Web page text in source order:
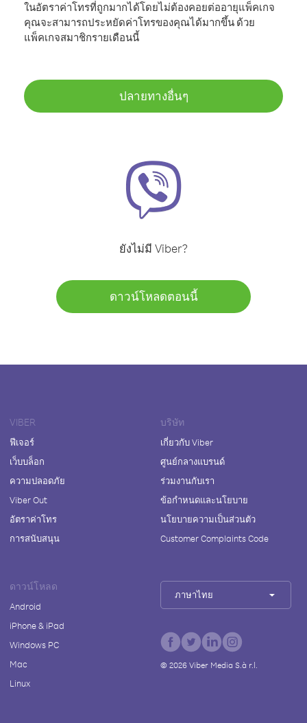
ในอัตราค่าโทรที่ถูกมากได้โดยไม่ต้องคอยต่ออายุแพ็คเกจ
คุณจะสามารถประหยัดค่าโทรของคุณได้มากขึ้น ด้วย
แพ็คเกจสมาชิกรายเดือนนี้
ปลายทางอื่นๆ
ยังไม่มี Viber?
ดาวน์โหลดตอนนี้
VIBER
ฟีเจอร์
เว็บบล็อก
ความปลอดภัย
Viber Out
อัตราค่าโทร
การสนับสนุน
บริษัท
เกี่ยวกับ Viber
ศูนย์กลางแบรนด์
ร่วมงานกับเรา
ข้อกำหนดและนโยบาย
นโยบายความเป็นส่วนตัว
Customer Complaints Code
ดาวน์โหลด
Android
iPhone & iPad
Windows PC
Mac
Linux
ภาษาไทย
© 2026Viber Media S.à r.l.